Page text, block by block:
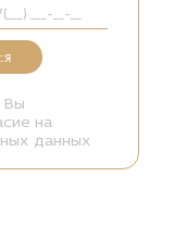
Вы
на
данных